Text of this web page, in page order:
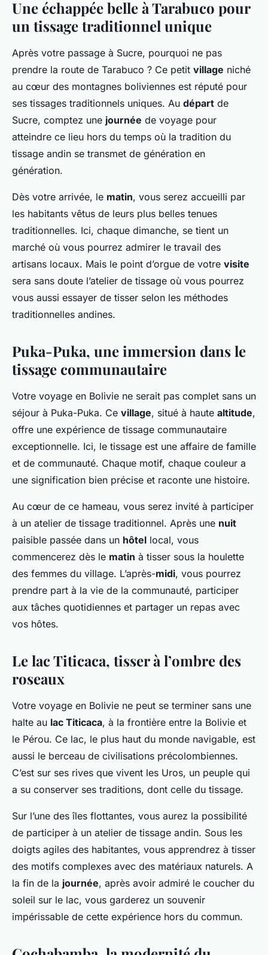
Une échappée belle à Tarabuco pour
un tissage traditionnel unique
Après votre passage à Sucre, pourquoi ne pas
prendre la route de Tarabuco ? Ce petit village niché
au cœur des montagnes boliviennes est réputé pour
ses tissages traditionnels uniques. Au départ de
Sucre, comptez une journée de voyage pour
atteindre ce lieu hors du temps où la tradition du
tissage andin se transmet de génération en
génération.
Dès votre arrivée, le matin, vous serez accueilli par
les habitants vêtus de leurs plus belles tenues
traditionnelles. Ici, chaque dimanche, se tient un
marché où vous pourrez admirer le travail des
artisans locaux. Mais le point d’orgue de votre visite
sera sans doute l’atelier de tissage où vous pourrez
vous aussi essayer de tisser selon les méthodes
traditionnelles andines.
Puka-Puka, une immersion dans le
tissage communautaire
Votre voyage en Bolivie ne serait pas complet sans un
séjour à Puka-Puka. Ce village, situé à haute altitude,
offre une expérience de tissage communautaire
exceptionnelle. Ici, le tissage est une affaire de famille
et de communauté. Chaque motif, chaque couleur a
une signification bien précise et raconte une histoire.
Au cœur de ce hameau, vous serez invité à participer
à un atelier de tissage traditionnel. Après une nuit
paisible passée dans un hôtel local, vous
commencerez dès le matin à tisser sous la houlette
des femmes du village. L’après-midi, vous pourrez
prendre part à la vie de la communauté, participer
aux tâches quotidiennes et partager un repas avec
vos hôtes.
Le lac Titicaca, tisser à l’ombre des
roseaux
Votre voyage en Bolivie ne peut se terminer sans une
halte au lac Titicaca, à la frontière entre la Bolivie et
le Pérou. Ce lac, le plus haut du monde navigable, est
aussi le berceau de civilisations précolombiennes.
C’est sur ses rives que vivent les Uros, un peuple qui
a su conserver ses traditions, dont celle du tissage.
Sur l’une des îles flottantes, vous aurez la possibilité
de participer à un atelier de tissage andin. Sous les
doigts agiles des habitantes, vous apprendrez à tisser
des motifs complexes avec des matériaux naturels. A
la fin de la journée, après avoir admiré le coucher du
soleil sur le lac, vous garderez un souvenir
impérissable de cette expérience hors du commun.